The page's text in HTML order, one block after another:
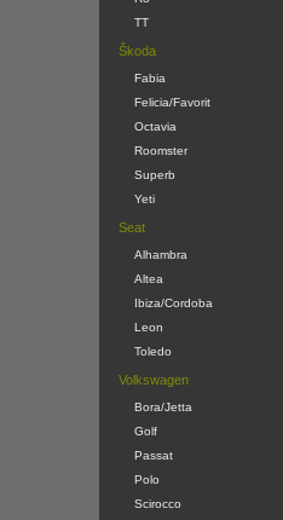
TT
Škoda
Fabia
Felicia/Favorit
Octavia
Roomster
Superb
Yeti
Seat
Alhambra
Altea
Ibiza/Cordoba
Leon
Toledo
Volkswagen
Bora/Jetta
Golf
Passat
Polo
Scirocco